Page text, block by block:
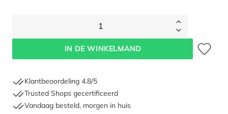
1
IN DE WINKELMAND
Klantbeoordeling 4.8/5
Trusted Shops gecertificeerd
Vandaag besteld, morgen in huis